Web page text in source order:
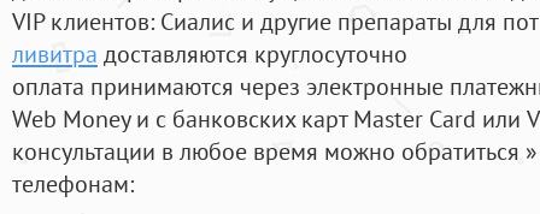
VIP клиентов: Сиалис и другие препараты для
ливитра доставляются круглосуточно
оплата принимаются через электронные
Web Money и с банковских карт Master Card или
консультации в любое время можно обратиться
телефонам: